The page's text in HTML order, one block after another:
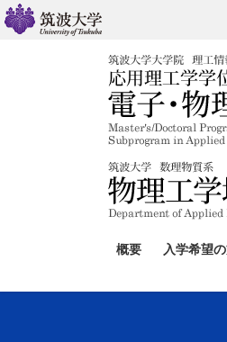
コ
ン
ナ
ビ
概要 入学希望